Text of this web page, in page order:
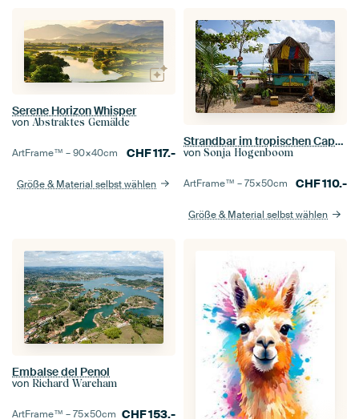
Serene Horizon Whisper
von Abstraktes Gemälde
ArtFrame™ –90×40cm CHF117.-
Größe & Material selbst wählen
Strandbar im tropischen Capurganá Kolumbien
von Sonja Hogenboom
ArtFrame™ –75×50cm CHF110.-
Größe & Material selbst wählen
Embalse del Penol
von Richard Wareham
ArtFrame™ –75×50cm CHF153.-